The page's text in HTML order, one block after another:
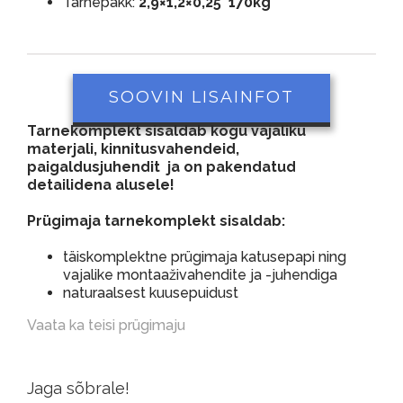
SOOVIN LISAINFOT
Tarnekomplekt sisaldab kogu vajaliku
materjali, kinnitusvahendeid,
paigaldusjuhendit ja on pakendatud
detailidena alusele!
Prügimaja tarnekomplekt sisaldab:
täiskomplektne prügimaja katusepapi ning
vajalike montaaživahendite ja -juhendiga
naturaalsest kuusepuidust
Vaata ka teisi prügimaju
Jaga sõbrale!